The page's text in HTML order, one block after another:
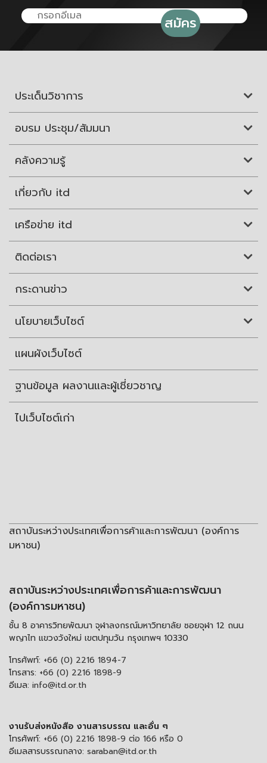
ประเด็นวิชาการ
อบรม ประชุม/สัมมนา
คลังความรู้
เกี่ยวกับ itd
เครือข่าย itd
ติดต่อเรา
กระดานข่าว
นโยบายเว็บไซต์
แผนผังเว็บไซต์
ฐานข้อมูล ผลงานและผู้เชี่ยวชาญ
ไปเว็บไซต์เก่า
สถาบันระหว่างประเทศเพื่อการค้าและการพัฒนา (องค์การ
มหาชน)
สถาบันระหว่างประเทศเพื่อการค้าและการพัฒนา
(องค์การมหาชน)
ชั้น 8 อาคารวิทยพัฒนา จุฬาลงกรณ์มหาวิทยาลัย ซอยจุฬา 12 ถนน
พญาไท แขวงวังใหม่ เขตปทุมวัน กรุงเทพฯ 10330
โทรศัพท์: +66 (0) 2216 1894-7
โทรสาร: +66 (0) 2216 1898-9
อีเมล: info@itd.or.th
งานรับส่งหนังสือ งานสารบรรณ และอื่น ๆ
โทรศัพท์: +66 (0) 2216 1898-9 ต่อ 166 หรือ 0
อีเมลสารบรรณกลาง: saraban@itd.or.th